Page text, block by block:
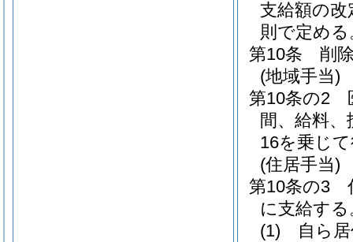
支給額の
則で定める
第10条
削
(地域手当)
第10条の2
間、給料
16を乗じ
(住居手当)
第10条の3
に支給する
(1)
自ら